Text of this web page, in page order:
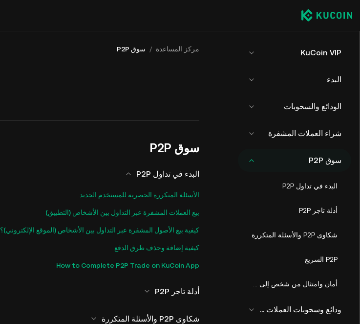
KuCoin VIP
البدء
الودائع والسحوبات
شراء العملات المشفرة
سوق P2P
البدء في تداول P2P
أدلة تاجر P2P
شكاوى P2P والأسئلة المتكررة
P2P السريع
ودائع وسحوبات العملات الورقية
مركز المساعدة / سوق P2P
سوق P2P
البدء في تداول P2P
الأسئلة المتكررة الحصرية للمستخدم الجديد
بيع العملات المشفرة عبر التداول بين الأشخاص (التطبيق)
كيفية بيع الأصول المشفرة عبر التداول بين الأشخاص (الموقع الإلكتروني)؟
كيفية إضافة وحذف طرق الدفع
How to Complete P2P Trade on KuCoin App
أدلة تاجر P2P
شكاوى P2P والأسئلة المتكررة